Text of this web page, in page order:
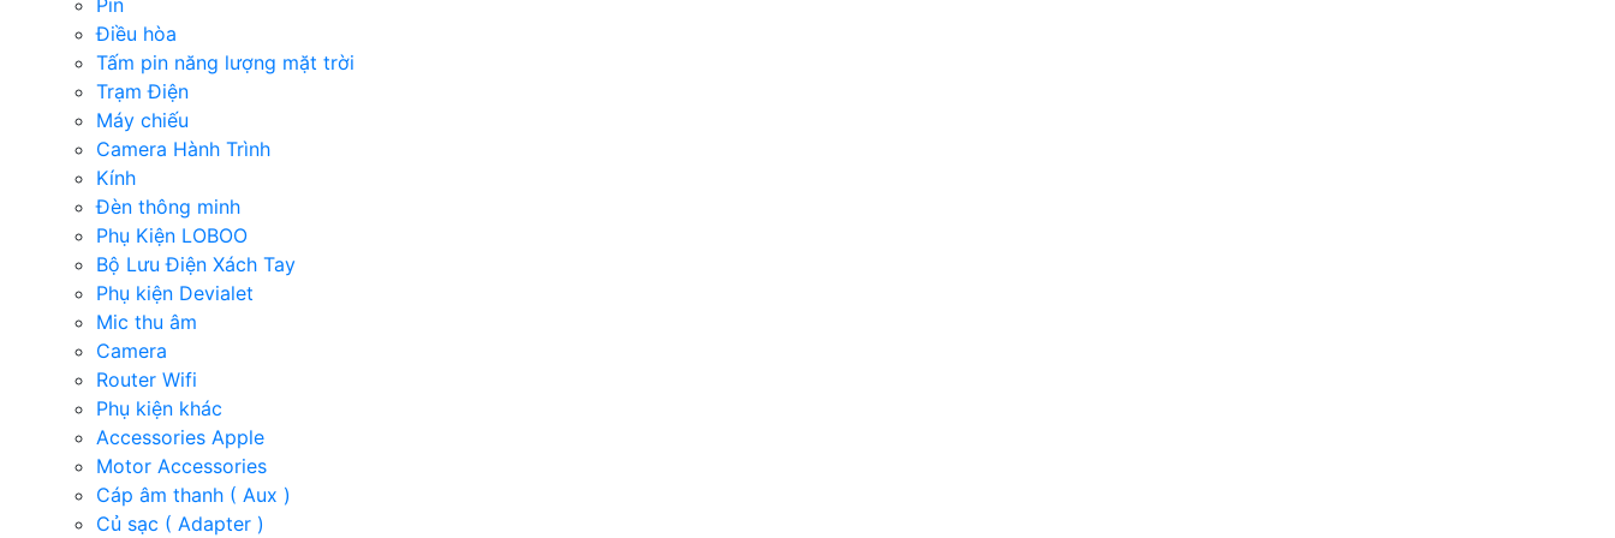
Pin
Điều hòa
Tấm pin năng lượng mặt trời
Trạm Điện
Máy chiếu
Camera Hành Trình
Kính
Đèn thông minh
Phụ Kiện LOBOO
Bộ Lưu Điện Xách Tay
Phụ kiện Devialet
Mic thu âm
Camera
Router Wifi
Phụ kiện khác
Accessories Apple
Motor Accessories
Cáp âm thanh ( Aux )
Củ sạc ( Adapter )